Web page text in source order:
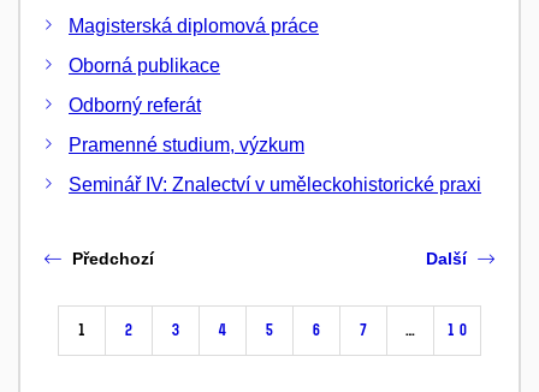
Magisterská diplomová práce
Oborná publikace
Odborný referát
Pramenné studium, výzkum
Seminář IV: Znalectví v uměleckohistorické praxi
Předchozí
1 2 3 4 5 6 7 … 10
Další